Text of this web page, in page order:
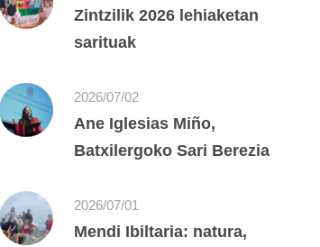
Zintzilik 2026 lehiaketan
sarituak
2026/07/02
Ane Iglesias Miño,
Batxilergoko Sari Berezia
2026/07/01
Mendi Ibiltaria: natura,